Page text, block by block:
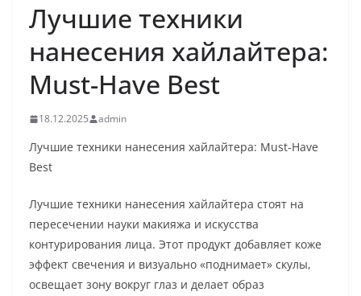
Лучшие техники
нанесения хайлайтера:
Must-Have Best
18.12.2025 admin
Лучшие техники нанесения хайлайтера: Must-Have
Best
Лучшие техники нанесения хайлайтера стоят на
пересечении науки макияжа и искусства
контурирования лица. Этот продукт добавляет коже
эффект свечения и визуально «поднимает» скулы,
освещает зону вокруг глаз и делает образ